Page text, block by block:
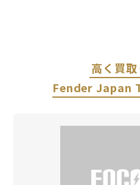
高く買取
Fender Japan